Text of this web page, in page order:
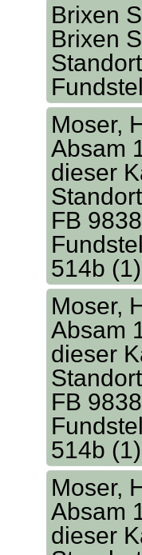
Brixen
Brixen
Moser,
Absam
dieser
FB
514b
Moser,
Absam
dieser
FB
514b
Moser,
Absam
dieser